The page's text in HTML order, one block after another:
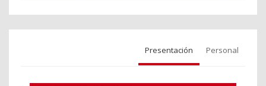
Presentación Personal